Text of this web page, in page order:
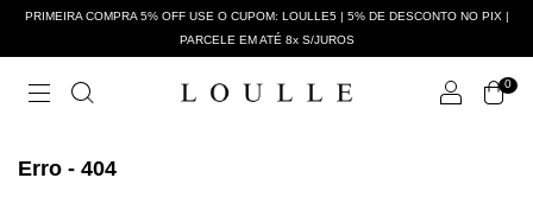
PRIMEIRA COMPRA 5% OFF USE O CUPOM: LOULLE5 | 5% DE DESCONTO NO PIX |
PARCELE EM ATÉ 8x S/JUROS
0
Erro - 404